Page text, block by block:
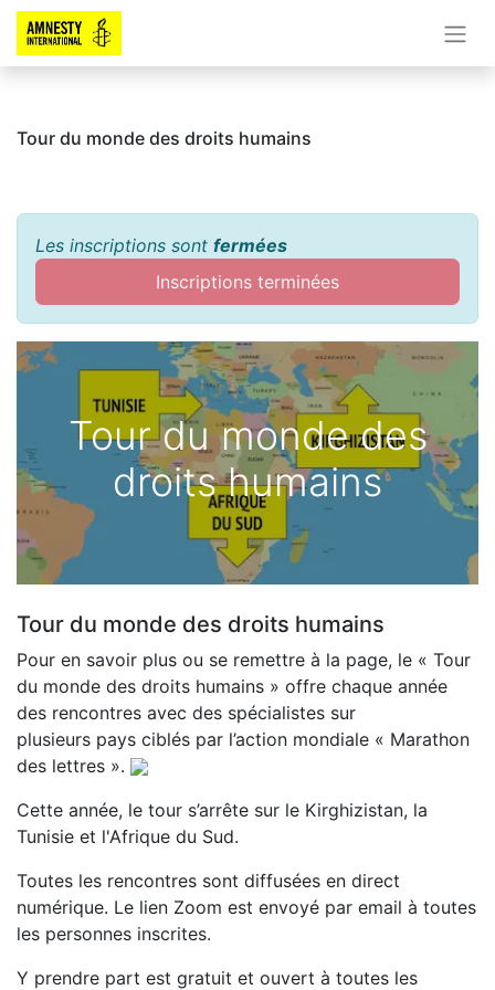
Tour du monde des droits humains
Les inscriptions sont fermées
Inscriptions terminées
Tour du monde des
droits humains
Tour du monde des droits humains
Pour en savoir plus ou se remettre à la page, le « Tour
du monde des droits humains » offre chaque année
des rencontres avec des spécialistes sur
plusieurs pays ciblés par l’action mondiale « Marathon
des lettres ».
Cette année, le tour s’arrête sur le Kirghizistan, la
Tunisie et l'Afrique du Sud.
Toutes les rencontres sont diffusées en direct
numérique. Le lien Zoom est envoyé par email à toutes
les personnes inscrites.
Y prendre part est gratuit et ouvert à toutes les